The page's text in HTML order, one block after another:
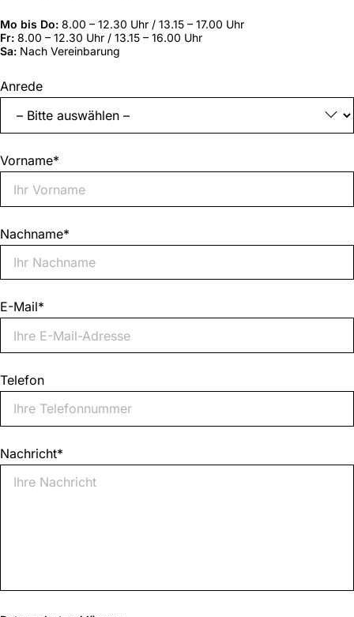
Mo bis Do: 8.00 – 12.30 Uhr / 13.15 – 17.00 Uhr
Fr: 8.00 – 12.30 Uhr / 13.15 – 16.00 Uhr
Sa: Nach Vereinbarung
„*“
zeigt
erforderliche
Felder
Anrede
Vorname*
Nachname*
E-Mail*
Telefon
Nachricht*